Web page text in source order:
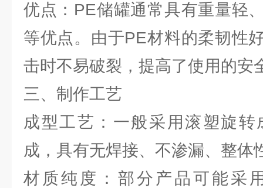
优点：PE储罐通常具有重量轻
等优点。由于PE材料的柔韧性
击时不易破裂，提高了使用的安
三、制作工艺
成型工艺：一般采用滚塑旋
成，具有无焊接、不渗漏、整体
材质纯度：部分产品可能采